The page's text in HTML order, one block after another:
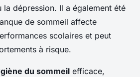
la dépression. Il a également été
de sommeil affecte
scolaires et peut
à risque.
du sommeil efficace,